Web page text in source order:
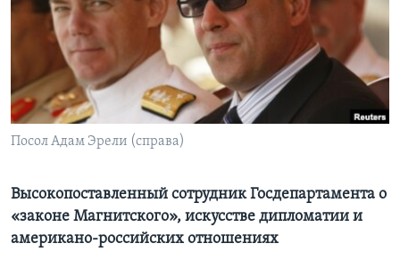
Learning English
СОЦИАЛЬНЫЕ СЕТИ
Посол Адам Эрели (справа)
Высокопоставленный сотрудник Госдепартамента о
«законе Магнитского», искусстве дипломатии и
американо-российских отношениях